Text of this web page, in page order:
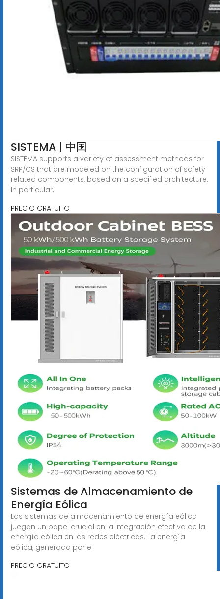
SISTEMA | 中国
SISTEMA supports a variety of assessment methods for
SRP/CS that are modeled on the configuration of safety-
related components, based on a specified architecture.
In particular,
PRECIO GRATUITO
Sistemas de Almacenamiento de
Energía Eólica
Los sistemas de almacenamiento de energía eólica
juegan un papel crucial en la integración efectiva de la
energía eólica en las redes eléctricas. La energía
eólica, generada por el
PRECIO GRATUITO